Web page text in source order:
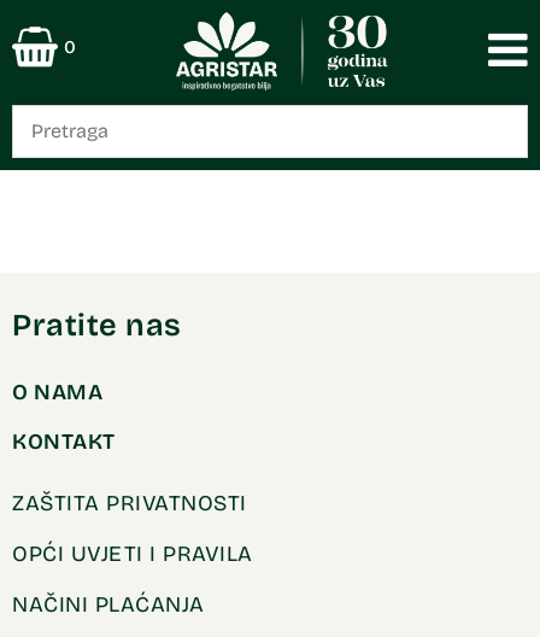
0
Pratite nas
O NAMA
KONTAKT
ZAŠTITA PRIVATNOSTI
OPĆI UVJETI I PRAVILA
NAČINI PLAĆANJA